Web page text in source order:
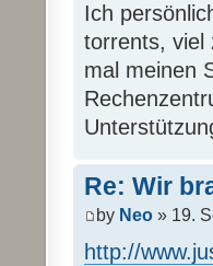
Ich
torrents, viel
mal meinen
Re: Wir
by Neo » 19.
http://